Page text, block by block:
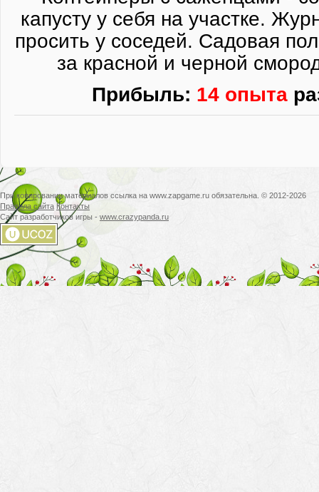
капусту у себя на участке.
просить у соседей. Садовая
за красной и черной
Прибыль: 14 опыта
При копировании материалов ссылка на www.zapgame.ru обязательна. © 2012-2026
Правила сайта Контакты
Сайт разработчиков игры - www.crazypanda.ru